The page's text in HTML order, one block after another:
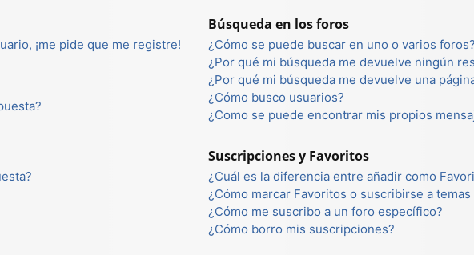
¡me pide que me registre!
Búsqueda en los foros
¿Cómo se puede buscar en uno o varios foros?
¿Por qué mi búsqueda me devuelve ningún
¿Por qué mi búsqueda me devuelve una
¿Cómo busco usuarios?
¿Como se puede encontrar mis propios
Suscripciones y Favoritos
¿Cuál es la diferencia entre añadir como
¿Cómo marcar Favoritos o suscribirse a
¿Cómo me suscribo a un foro específico?
¿Cómo borro mis suscripciones?